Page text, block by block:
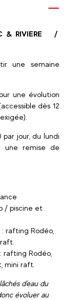
& RIVIERE /
une semaine
une évolution
dès 12
par jour, du lundi
une remise de
/ piscine et
: rafting Rodéo,
: rafting Rodéo,
mini raft.
d'eau du
évoluer au